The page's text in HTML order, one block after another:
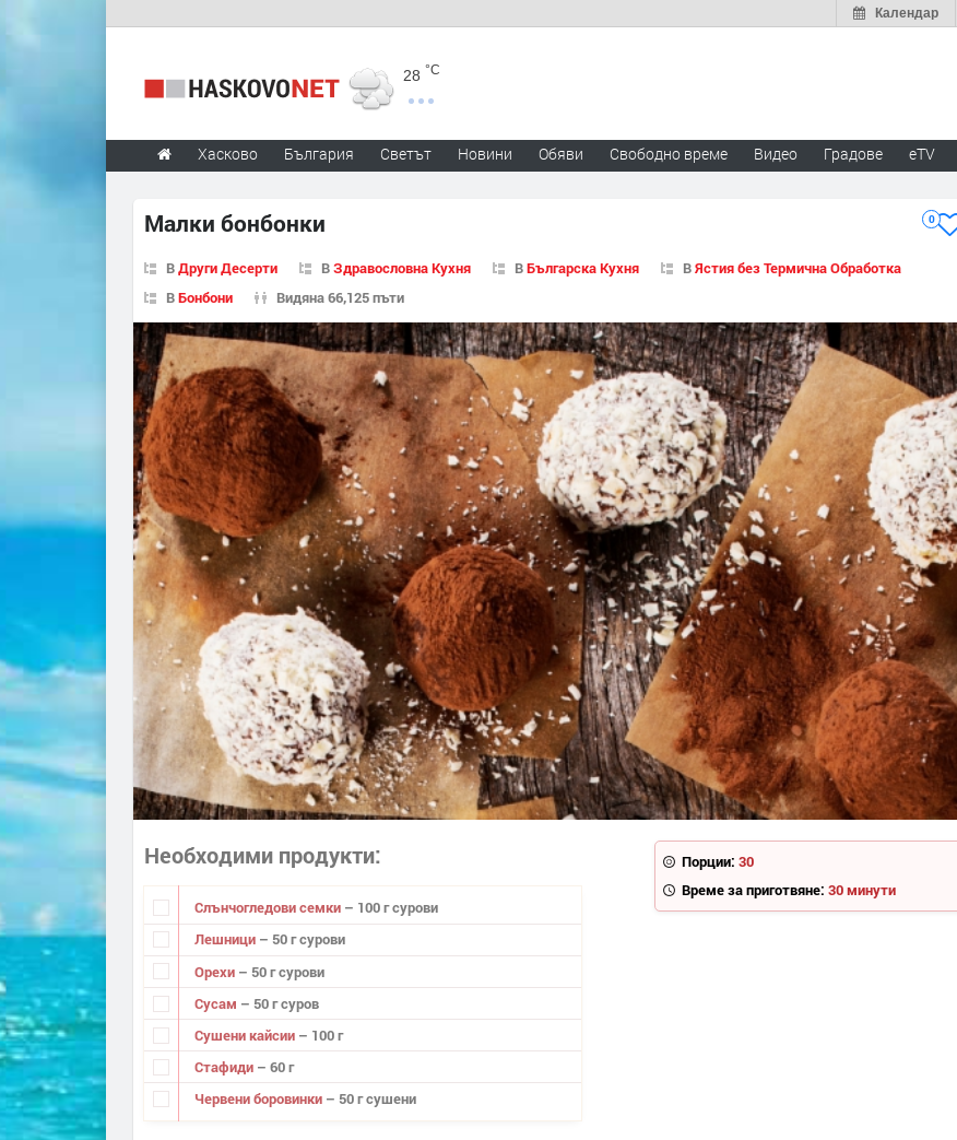
Календар
28 °C
Хасково България Светът Новини Обяви Свободно време Видео Градове eTV
Малки бонбонки 0
ВДруги Десерти ВЗдравословна Кухня ВБългарска Кухня ВЯстия без Термична Обработка
ВБонбони Видяна 66,125 пъти
Порции: 30
Време за приготвяне: 30 минути
Необходими продукти
Слънчогледови семки – 100 г сурови
Лешници – 50 г сурови
Орехи – 50 г сурови
Сусам – 50 г суров
Сушени кайсии – 100 г
Стафиди – 60 г
Червени боровинки – 50 г сушени